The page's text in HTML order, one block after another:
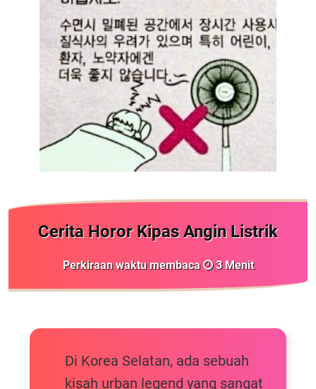
Cerita Horor Kipas Angin Listrik
Perkiraan waktu membaca 3Menit
Di Korea Selatan, ada sebuah
kisah urban legend yang sangat